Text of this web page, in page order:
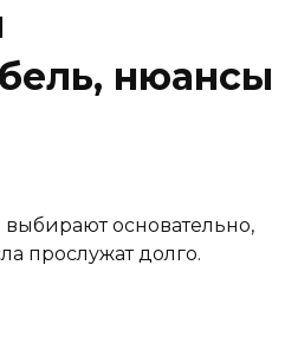
нюансы
основательно,
прослужат долго.